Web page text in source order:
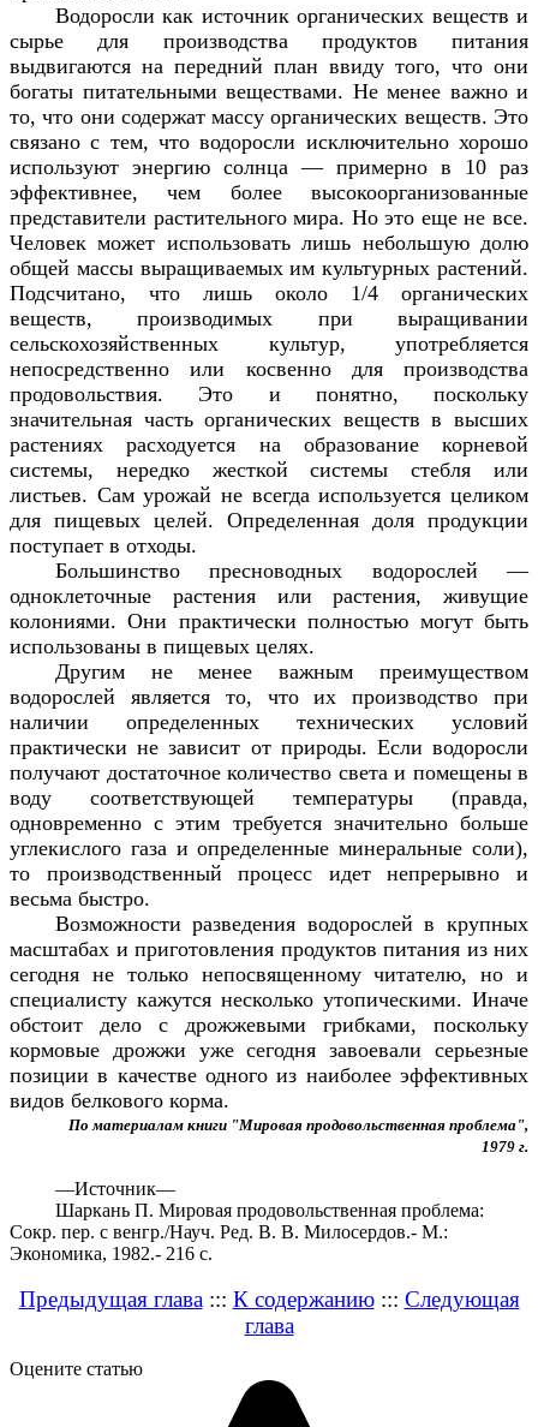
Водоросли как источник органических веществ и
сырье для производства продуктов питания
выдвигаются на передний план ввиду того, что они
богаты питательными веществами. Не менее важно и
то, что они содержат массу органических веществ. Это
связано с тем, что водоросли исключительно хорошо
используют энергию солнца — примерно в 10 раз
эффективнее, чем более высокоорганизованные
представители растительного мира. Но это еще не все.
Человек может использовать лишь небольшую долю
общей массы выращиваемых им культурных растений.
Подсчитано, что лишь около 1/4 органических
веществ, производимых при выращивании
сельскохозяйственных культур, употребляется
непосредственно или косвенно для производства
продовольствия. Это и понятно, поскольку
значительная часть органических веществ в высших
растениях расходуется на образование корневой
системы, нередко жесткой системы стебля или
листьев. Сам урожай не всегда используется целиком
для пищевых целей. Определенная доля продукции
поступает в отходы.
Большинство пресноводных водорослей —
одноклеточные растения или растения, живущие
колониями. Они практически полностью могут быть
использованы в пищевых целях.
Другим не менее важным преимуществом
водорослей является то, что их производство при
наличии определенных технических условий
практически не зависит от природы. Если водоросли
получают достаточное количество света и помещены в
воду соответствующей температуры (правда,
одновременно с этим требуется значительно больше
углекислого газа и определенные минеральные соли),
то производственный процесс идет непрерывно и
весьма быстро.
Возможности разведения водорослей в крупных
масштабах и приготовления продуктов питания из них
сегодня не только непосвященному читателю, но и
специалисту кажутся несколько утопическими. Иначе
обстоит дело с дрожжевыми грибками, поскольку
кормовые дрожжи уже сегодня завоевали серьезные
позиции в качестве одного из наиболее эффективных
видов белкового корма.
По материалам книги "Мировая продовольственная проблема",
1979 г.
—Источник—
Шаркань П. Мировая продовольственная проблема:
Сокр. пер. с венгр./Науч. Ред. В. В. Милосердов.- М.:
Экономика, 1982.- 216 с.
Предыдущая глава::: К содержанию::: Следующая
глава
Оцените статью